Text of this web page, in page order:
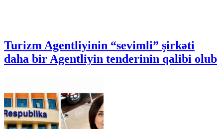
Turizm Agentliyinin “sevimli” şirkəti
daha bir Agentliyin tenderinin qalibi olub